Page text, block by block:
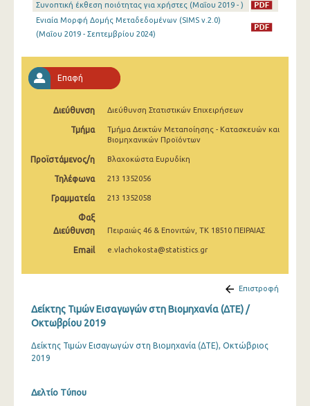
Ιουνίου 2025
Μαΐου 2025
Απριλίου 2025
Μαρτίου 2025
Φεβρουαρίου 2025
Ιανουαρίου 2025
Δεκεμβρίου 2024
Νοεμβρίου 2024
Οκτωβρίου 2024
Σεπτεμβρίου 2024
Αυγούστου 2024
Ιουνίου 2024
Μαΐου 2024
Συνοπτική έκθεση ποιότητας για χρήστες (Μαΐου 2019 - )
Ενιαία Μορφή Δομής Μεταδεδομένων (SIMS v.2.0)
(Μαΐου 2019 - Σεπτεμβρίου 2024)
Επαφή
Διεύθυνση Διεύθυνση Στατιστικών Επιχειρήσεων
Τμήμα
Τμήμα Δεικτών Μεταποίησης - Κατασκευών και
Βιομηχανικών Προϊόντων
Προϊστάμενος/η Βλαχοκώστα Ευρυδίκη
Τηλέφωνα 213 1352056
Γραμματεία 213 1352058
Φαξ
Διεύθυνση
Πειραιώς 46 & Επονιτών, ΤΚ 18510 ΠΕΙΡΑΙΑΣ
Email e.vlachokosta@statistics.gr
Επιστροφή
Δείκτης Τιμών Εισαγωγών στη Βιομηχανία (ΔΤΕ) /
Οκτωβρίου 2019
Δείκτης Τιμών Εισαγωγών στη Βιομηχανία (ΔΤΕ), Οκτώβριος
2019
Δελτίο Τύπου